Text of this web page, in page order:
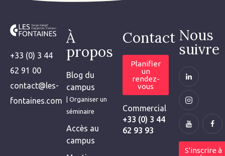
+33 (0) 3 44
62 91 00
contact@les-
fontaines.com
À
propos
Blog du
campus
| Organiser un
séminaire
Accès au
campus
Contact
Planifier
un
rendez-
vous
Commercial
+33 (0) 3 44
62 93 93
Nous
suivre
S'inscrire à